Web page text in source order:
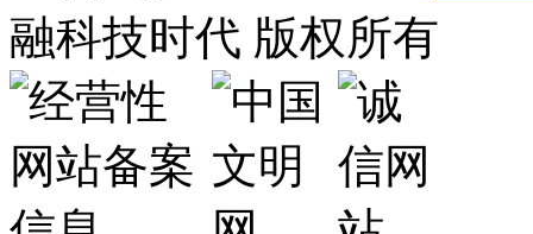
融科技时代 版权所有